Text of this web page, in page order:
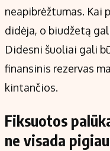
neapibrėžtumas. Kai
didėja, o biudžetą
Didesni šuoliai gali
finansinis rezervas
kintančios.
Fiksuotos
ne visada